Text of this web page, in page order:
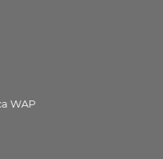
WAP